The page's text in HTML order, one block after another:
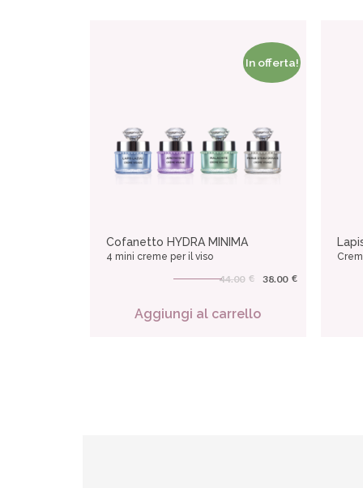
In offerta!
Cofanetto HYDRA MINIMA
4 mini creme per il viso
44.00 € 38.00 €
Aggiungi al carrello